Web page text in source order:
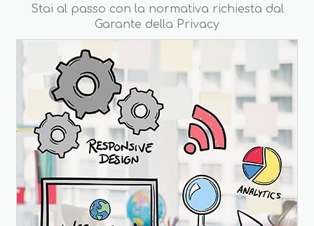
Stai al passo con la normativa richiesta dal
Garante della Privacy